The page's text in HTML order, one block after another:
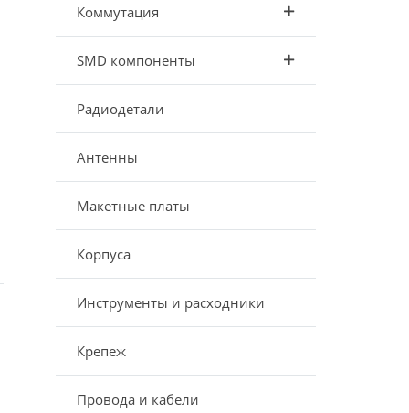
Коммутация
SMD компоненты
Радиодетали
Антенны
Макетные платы
Корпуса
Инструменты и расходники
Крепеж
Провода и кабели